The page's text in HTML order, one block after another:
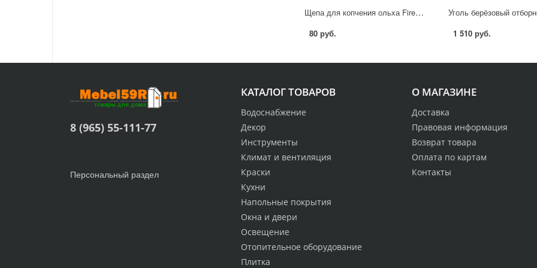
Щепа для копчения ольха Firewood 0.2 кг
80 руб. 1 510 руб.
О МАГАЗИНЕ
Доставка
Правовая информация
Возврат товара
Оплата по картам
Контакты
КАТАЛОГ ТОВАРОВ
Водоснабжение
Декор
Инструменты
Климат и вентиляция
Краски
Кухни
Напольные покрытия
Окна и двери
Освещение
Отопительное оборудование
Плитка
8 (965) 55-111-77
Персональный раздел